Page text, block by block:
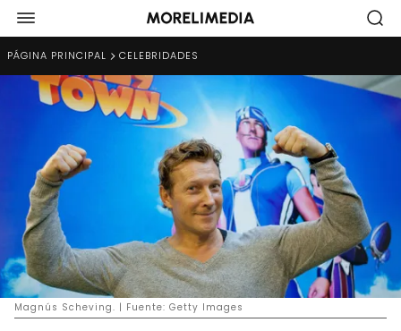
PÁGINA PRINCIPAL CELEBRIDADES
Magnús Scheving. | Fuente: Getty Images